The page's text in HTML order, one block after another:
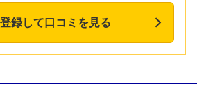
録して口コミを見る